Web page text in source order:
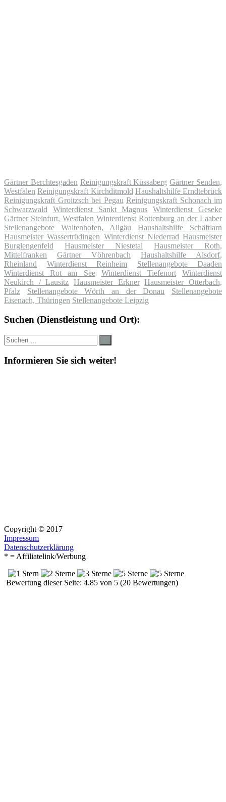
Gärtner Berchtesgaden Reinigungskraft Küssaberg Gärtner Senden,
Westfalen Reinigungskraft Kirchditmold Haushaltshilfe Erndtebrück
Reinigungskraft Groitzsch bei Pegau Reinigungskraft Schonach im
Schwarzwald
Winterdienst Sankt Magnus
Winterdienst Geseke
Gärtner Steinfurt, Westfalen Winterdienst Rottenburg an der Laaber
Stellenangebote Waltenhofen, Allgäu
Haushaltshilfe Schäftlarn
Hausmeister Wassertrüdingen Winterdienst Niederrad Hausmeister
Burglengenfeld
Hausmeister Niestetal
Hausmeister Roth,
Mittelfranken
Gärtner Vöhrenbach
Haushaltshilfe Alsdorf,
Rheinland
Winterdienst Reinheim
Stellenangebote Daaden
Winterdienst Rot am See
Winterdienst Tiefenort
Winterdienst
Neukirch / Lausitz Hausmeister Erkner Hausmeister Otterbach,
Pfalz
Stellenangebote Wörth an der Donau
Stellenangebote
Eisenach, Thüringen Stellenangebote Leipzig
Suchen (Dienstleistung und Ort):
Suche
nach:
Informieren Sie sich weiter!
Copyright © 2017
Impressum
Datenschutzerklärung
* = Affiliatelink/Werbung
Bewertung dieser Seite: 4.85 von 5 (20 Bewertungen)